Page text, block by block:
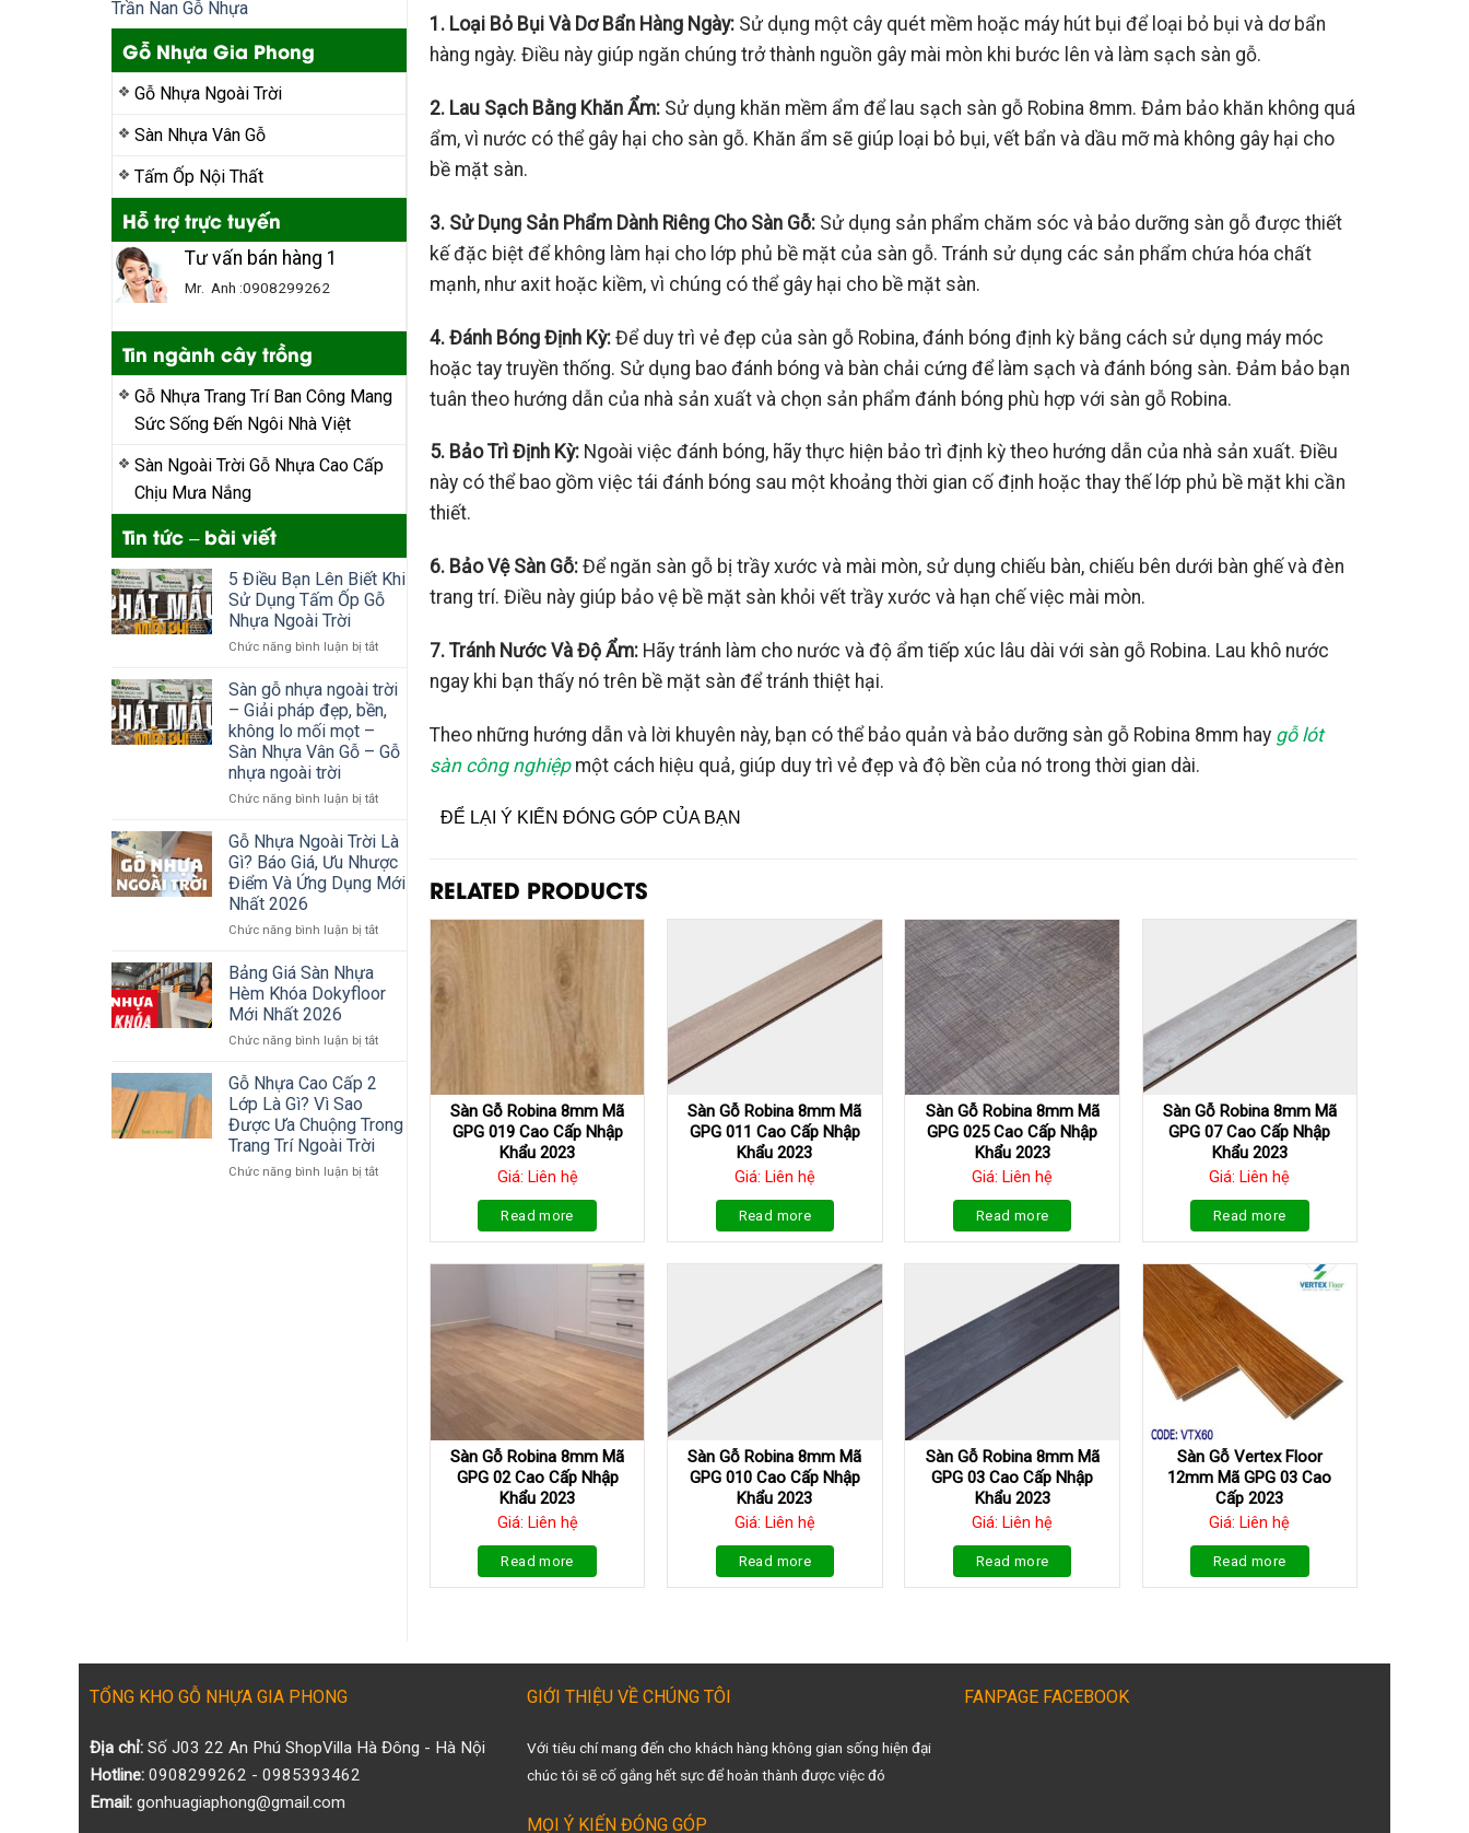
Trần Nan Gỗ Nhựa
Gỗ Nhựa Gia Phong
Gỗ Nhựa Ngoài Trời
Sàn Nhựa Vân Gỗ
Tấm Ốp Nội Thất
Hỗ trợ trực tuyến
Tư vấn bán hàng 1
Mr. Anh :0908299262
Tin ngành cây trồng
Gỗ Nhựa Trang Trí Ban Công Mang
Sức Sống Đến Ngôi Nhà Việt
Sàn Ngoài Trời Gỗ Nhựa Cao Cấp
Chịu Mưa Nắng
Tin tức – bài viết
5 Điều Bạn Lên Biết Khi
Sử Dụng Tấm Ốp Gỗ
Nhựa Ngoài Trời
Chức năng bình luận bị tắtở
Điều
Bạn
Lên
Khi
Dụng
Ốp
Gỗ
Nhựa
Ngoài
Sàn gỗ nhựa ngoài trời
– Giải pháp đẹp, bền,
không lo mối mọt –
Sàn Nhựa Vân Gỗ – Gỗ
nhựa ngoài trời
Chức năng bình luận bị tắtở
gỗ
ngoài
trời
Giải
không
mối
Vân
–
Gỗ Nhựa Ngoài Trời Là
Gì? Báo Giá, Ưu Nhược
Điểm Và Ứng Dụng Mới
Nhất 2026
Chức năng bình luận bị tắtở
Trời
Gì?
Điểm
Ứng
Bảng Giá Sàn Nhựa
Hèm Khóa Dokyfloor
Mới Nhất 2026
Chức năng bình luận bị tắtở
Hèm
Dokyfloor
Gỗ Nhựa Cao Cấp 2
Lớp Là Gì? Vì Sao
Được Ưa Chuộng Trong
Trang Trí Ngoài Trời
Chức năng bình luận bị tắtở
1. Loại Bỏ Bụi Và Dơ Bẩn Hàng Ngày: Sử dụng một cây quét mềm hoặc máy hút bụi để loại bỏ bụi và dơ bẩn
hàng ngày. Điều này giúp ngăn chúng trở thành nguồn gây mài mòn khi bước lên và làm sạch sàn gỗ.
2. Lau Sạch Bằng Khăn Ẩm: Sử dụng khăn mềm ẩm để lau sạch sàn gỗ Robina 8mm. Đảm bảo khăn không quá
ẩm, vì nước có thể gây hại cho sàn gỗ. Khăn ẩm sẽ giúp loại bỏ bụi, vết bẩn và dầu mỡ mà không gây hại cho
bề mặt sàn.
3. Sử Dụng Sản Phẩm Dành Riêng Cho Sàn Gỗ: Sử dụng sản phẩm chăm sóc và bảo dưỡng sàn gỗ được thiết
kế đặc biệt để không làm hại cho lớp phủ bề mặt của sàn gỗ. Tránh sử dụng các sản phẩm chứa hóa chất
mạnh, như axit hoặc kiềm, vì chúng có thể gây hại cho bề mặt sàn.
4. Đánh Bóng Định Kỳ: Để duy trì vẻ đẹp của sàn gỗ Robina, đánh bóng định kỳ bằng cách sử dụng máy móc
hoặc tay truyền thống. Sử dụng bao đánh bóng và bàn chải cứng để làm sạch và đánh bóng sàn. Đảm bảo bạn
tuân theo hướng dẫn của nhà sản xuất và chọn sản phẩm đánh bóng phù hợp với sàn gỗ Robina.
5. Bảo Trì Định Kỳ: Ngoài việc đánh bóng, hãy thực hiện bảo trì định kỳ theo hướng dẫn của nhà sản xuất. Điều
này có thể bao gồm việc tái đánh bóng sau một khoảng thời gian cố định hoặc thay thế lớp phủ bề mặt khi cần
thiết.
6. Bảo Vệ Sàn Gỗ: Để ngăn sàn gỗ bị trầy xước và mài mòn, sử dụng chiếu bàn, chiếu bên dưới bàn ghế và đèn
trang trí. Điều này giúp bảo vệ bề mặt sàn khỏi vết trầy xước và hạn chế việc mài mòn.
7. Tránh Nước Và Độ Ẩm: Hãy tránh làm cho nước và độ ẩm tiếp xúc lâu dài với sàn gỗ Robina. Lau khô nước
ngay khi bạn thấy nó trên bề mặt sàn để tránh thiệt hại.
Theo những hướng dẫn và lời khuyên này, bạn có thể bảo quản và bảo dưỡng sàn gỗ Robina 8mm hay gỗ lót
sàn công nghiệpmột cách hiệu quả, giúp duy trì vẻ đẹp và độ bền của nó trong thời gian dài.
ĐỂ LẠI Ý KIẾN ĐÓNG GÓP CỦA BẠN
RELATED PRODUCTS
Sàn Gỗ Robina 8mm Mã
GPG 019 Cao Cấp Nhập
Khẩu 2023
Giá: Liên hệ
Read more
Sàn Gỗ Robina 8mm Mã
GPG 011 Cao Cấp Nhập
Khẩu 2023
Giá: Liên hệ
Read more
Sàn Gỗ Robina 8mm Mã
GPG 025 Cao Cấp Nhập
Khẩu 2023
Giá: Liên hệ
Read more
Sàn Gỗ Robina 8mm Mã
GPG 07 Cao Cấp Nhập
Khẩu 2023
Giá: Liên hệ
Read more
Sàn Gỗ Robina 8mm Mã
GPG 02 Cao Cấp Nhập
Khẩu 2023
Giá: Liên hệ
Read more
Sàn Gỗ Robina 8mm Mã
GPG 010 Cao Cấp Nhập
Khẩu 2023
Giá: Liên hệ
Read more
Sàn Gỗ Robina 8mm Mã
GPG 03 Cao Cấp Nhập
Khẩu 2023
Giá: Liên hệ
Read more
Sàn Gỗ Vertex Floor
12mm Mã GPG 03 Cao
Cấp 2023
Giá: Liên hệ
Read more
TỔNG KHO GỖ NHỰA GIA PHONG
Địa chỉ:Số J03 22 An Phú ShopVilla Hà Đông - Hà Nội
Hotline:0908299262 - 0985393462
Email:gonhuagiaphong@gmail.com
GIỚI THIỆU VỀ CHÚNG TÔI
Với tiêu chí mang đến cho khách hàng không gian sống hiện đại
chúc tôi sẽ cố gắng hết sực để hoàn thành được việc đó
MỌI Ý KIẾN ĐÓNG GÓP
FANPAGE FACEBOOK